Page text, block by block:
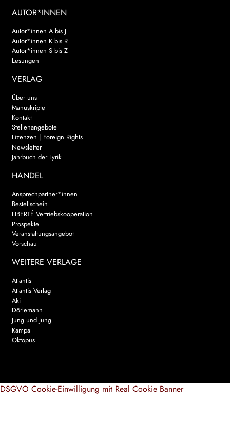
AUTOR*INNEN
Autor*innen A bis J
Autor*innen K bis R
Autor*innen S bis Z
Lesungen
VERLAG
Über uns
Manuskripte
Kontakt
Stellenangebote
Lizenzen | Foreign Rights
Newsletter
Jahrbuch der Lyrik
HANDEL
Ansprechpartner*innen
Bestellschein
LIBERTÉ Vertriebskooperation
Prospekte
Veranstaltungsangebot
Vorschau
WEITERE VERLAGE
Atlantis
Atlantis Verlag
Aki
Dörlemann
Jung und Jung
Kampa
Oktopus
DSGVO Cookie-Einwilligung mit Real Cookie Banner